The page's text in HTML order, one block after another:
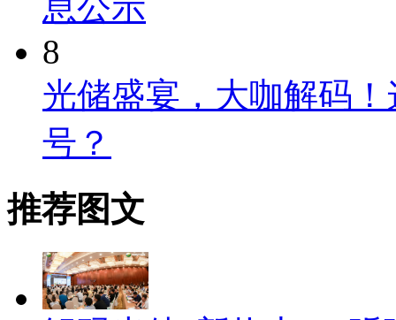
8
光储盛宴，大咖解码
号？
推荐图文